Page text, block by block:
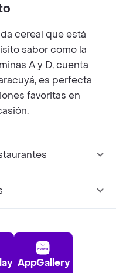
cereal que está
sabor como la
A y D, cuenta
es perfecta
favoritas en
AppGallery